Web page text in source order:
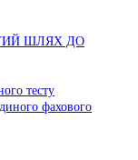
ШЛЯХ ДО
тесту
фахового